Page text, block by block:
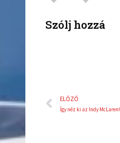
Szólj hozzá
Előző
ELŐZŐ
Így néz ki az Indy McLaren!